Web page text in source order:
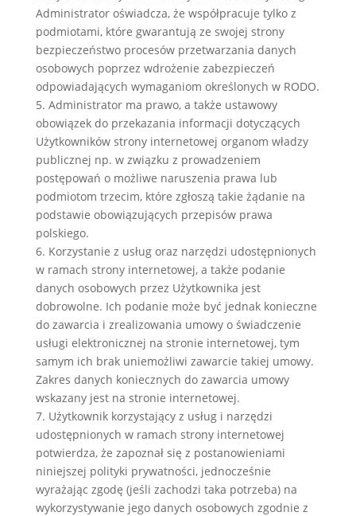
Administrator oświadcza, że współpracuje tylko z
podmiotami, które gwarantują ze swojej strony
bezpieczeństwo procesów przetwarzania danych
osobowych poprzez wdrożenie zabezpieczeń
odpowiadających wymaganiom określonych w RODO.
5. Administrator ma prawo, a także ustawowy
obowiązek do przekazania informacji dotyczących
Użytkowników strony internetowej organom władzy
publicznej np. w związku z prowadzeniem
postępowań o możliwe naruszenia prawa lub
podmiotom trzecim, które zgłoszą takie żądanie na
podstawie obowiązujących przepisów prawa
polskiego.
6. Korzystanie z usług oraz narzędzi udostępnionych
w ramach strony internetowej, a także podanie
danych osobowych przez Użytkownika jest
dobrowolne. Ich podanie może być jednak konieczne
do zawarcia i zrealizowania umowy o świadczenie
usługi elektronicznej na stronie internetowej, tym
samym ich brak uniemożliwi zawarcie takiej umowy.
Zakres danych koniecznych do zawarcia umowy
wskazany jest na stronie internetowej.
7. Użytkownik korzystający z usług i narzędzi
udostępnionych w ramach strony internetowej
potwierdza, że zapoznał się z postanowieniami
niniejszej polityki prywatności, jednocześnie
wyrażając zgodę (jeśli zachodzi taka potrzeba) na
wykorzystywanie jego danych osobowych zgodnie z